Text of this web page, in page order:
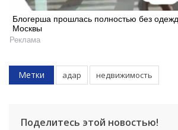
Блогерша прошлась полностью без
Москвы
Реклама
Метки адар недвижимость
Поделитесь этой новостью!